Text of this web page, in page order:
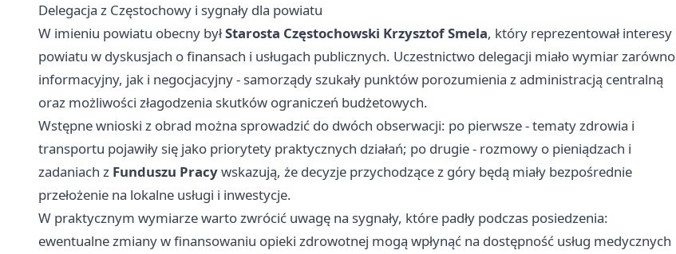
Delegacja z Częstochowy i sygnały dla powiatu
W imieniu powiatu obecny byłStarosta Częstochowski Krzysztof Smela, który reprezentował interesy
powiatu w dyskusjach o finansach i usługach publicznych. Uczestnictwo delegacji miało wymiar zarówno
informacyjny, jak i negocjacyjny - samorządy szukały punktów porozumienia z administracją centralną
oraz możliwości złagodzenia skutków ograniczeń budżetowych.
Wstępne wnioski z obrad można sprowadzić do dwóch obserwacji: po pierwsze - tematy zdrowia i
transportu pojawiły się jako priorytety praktycznych działań; po drugie - rozmowy o pieniądzach i
zadaniach z Funduszu Pracywskazują, że decyzje przychodzące z góry będą miały bezpośrednie
przełożenie na lokalne usługi i inwestycje.
W praktycznym wymiarze warto zwrócić uwagę na sygnały, które padły podczas posiedzenia:
ewentualne zmiany w finansowaniu opieki zdrowotnej mogą wpłynąć na dostępność usług medycznych